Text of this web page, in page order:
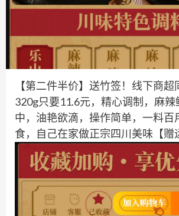
【第二件半价】送竹签！线下商
320g只要11.6元，精心调制，麻
中，油艳欲滴，操作简单，一料百
食，自己在家做正宗四川美味【赠